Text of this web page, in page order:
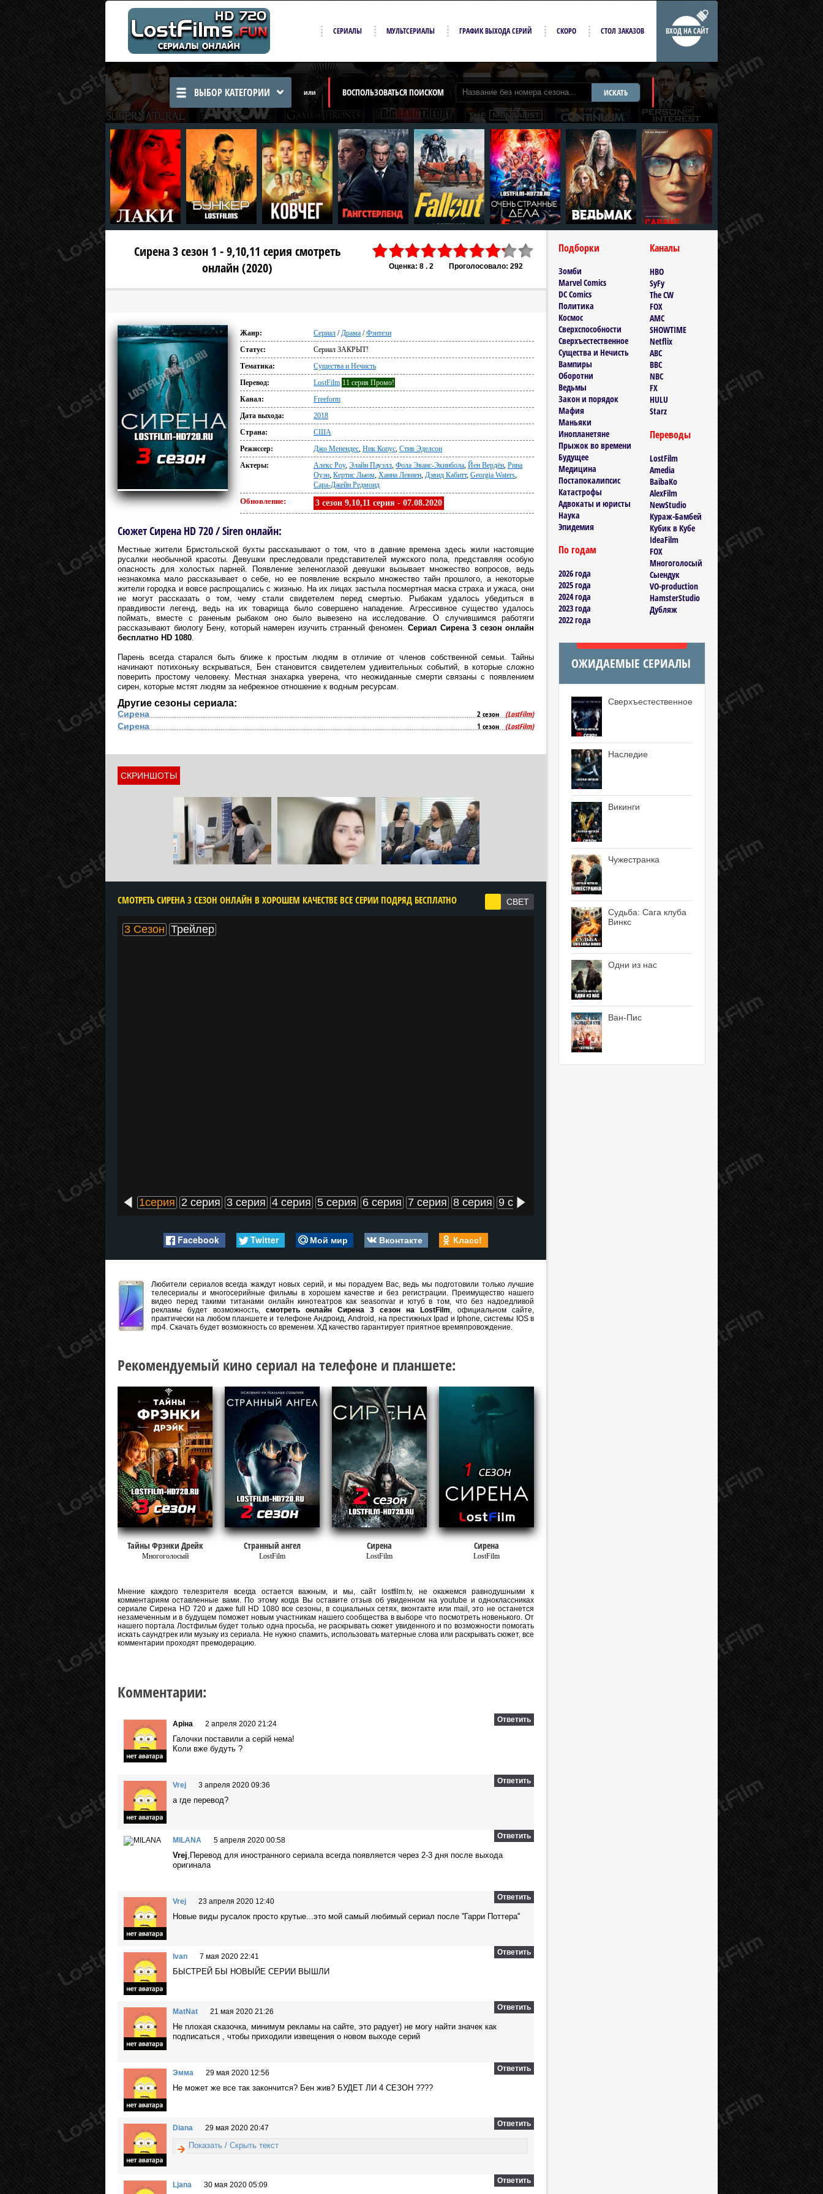
ВХОД НА САЙТ
СЕРИАЛЫ МУЛЬТСЕРИАЛЫ ГРАФИК ВЫХОДА СЕРИЙ СКОРО СТОЛ ЗАКАЗОВ
ВЫБОР КАТЕГОРИИ или ВОСПОЛЬЗОВАТЬСЯ ПОИСКОМ ИСКАТЬ
Оценка: 8 . 2 Проголосовало: 292
Сирена 3 сезон 1 - 9,10,11 серия смотреть
онлайн (2020)
Жанр: Сериал /Драма /Фэнтези
Статус:
Сериал ЗАКРЫТ!
Тематика:
Существа и Нечисть
Перевод:
LostFilm 11 серия Промо!
Канал:
Freeform
Дата выхода:
2018
Страна:
США
Режиссер:
Джо Менендес, Ник Копус, Стив Эделсон
Актеры:
Алекс Роу, Элайн Пауэлл, Фола Эванс-Экинбола, Йен Вердён, Рина
Оуэн, Кертис Льюм, Ханна Левиен, Дэвид Кабитт, Georgia Waters,
Сара-Джейн Редмонд
Обновление: 3 сезон 9,10,11 серия - 07.08.2020
Сюжет Сирена HD 720 / Siren онлайн:
Местные жители Бристольской бухты рассказывают о том, что в давние времена здесь жили настоящие
русалки необычной красоты. Девушки преследовали представителей мужского пола, представляя особую
опасность для холостых парней. Появление зеленоглазой девушки вызывает множество вопросов, ведь
незнакомка мало рассказывает о себе, но ее появление вскрыло множество тайн прошлого, а некоторые
жители городка и вовсе распрощались с жизнью. На их лицах застыла посмертная маска страха и ужаса, они
не могут рассказать о том, чему стали свидетелем перед смертью. Рыбакам удалось убедиться в
правдивости легенд, ведь на их товарища было совершено нападение. Агрессивное существо удалось
поймать, вместе с раненым рыбаком оно было вывезено на исследование. О случившимся работяги
рассказывают биологу Бену, который намерен изучить странный феномен. Сериал Сирена 3 сезон онлайн
бесплатно HD 1080.
Парень всегда старался быть ближе к простым людям в отличие от членов собственной семьи. Тайны
начинают потихоньку вскрываться, Бен становится свидетелем удивительных событий, в которые сложно
поверить простому человеку. Местная знахарка уверена, что неожиданные смерти связаны с появлением
сирен, которые мстят людям за небрежное отношение к водным ресурсам.
Другие сезоны сериала:
Сирена 2 сезон (LostFilm)
Сирена 1 сезон (LostFilm)
СКРИНШОТЫ
CМОТРЕТЬ СИРЕНА 3 СЕЗОН ОНЛАЙН В ХОРОШЕМ КАЧЕСТВЕ ВСЕ СЕРИИ ПОДРЯД БЕСПЛАТНО
3 Сезон Трейлер
1серия 2 серия 3 серия 4 серия 5 серия 6 серия 7 серия 8 серия 9 серия
Facebook Twitter Мой мир Вконтакте Класс!
Любители сериалов всегда жаждут новых серий, и мы порадуем Вас, ведь мы подготовили только лучшие
телесериалы и многосерийные фильмы в хорошем качестве и без регистрации. Преимущество нашего
видео перед такими титанами онлайн кинотеатров как seasonvar и ютуб в том, что без надоедливой
рекламы будет возможность, смотреть онлайн Сирена 3 сезон на LostFilm, официальном сайте,
практически на любом планшете и телефоне Андроид, Android, на престижных Ipad и Iphone, системы IOS в
mp4. Скачать будет возможность со временем. ХД качество гарантирует приятное времяпровождение.
Рекомендуемый кино сериал на телефоне и планшете:
Тайны Фрэнки Дрейк
Многоголосый
Странный ангел
LostFilm
Сирена
LostFilm
Сирена
LostFilm
Мнение каждого телезрителя всегда остается важным, и мы, сайт lostfilm.tv, не окажемся равнодушными к
комментариям оставленные вами. По этому когда Вы оставите отзыв об увиденном на youtube и одноклассниках
сериале Сирена HD 720 и даже full HD 1080 все сезоны, в социальных сетях, вконтакте или mail, это не останется
незамеченным и в будущем поможет новым участникам нашего сообщества в выборе что посмотреть новенького. От
нашего портала Лостфильм будет только одна просьба, не раскрывать сюжет увиденного и по возможности помогать
искать саундтрек или музыку из сериала. Не нужно спамить, использовать матерные слова или раскрывать сюжет, все
комментарии проходят премодерацию.
Комментарии:
Аріна 2 апреля 2020 21:24 Ответить
Галочки поставили а серій нема!
Коли вже будуть ?
Vrej 3 апреля 2020 09:36 Ответить
а где перевод?
MILANA 5 апреля 2020 00:58 Ответить
Vrej,Перевод для иностранного сериала всегда появляется через 2-3 дня после выхода
оригинала
Vrej 23 апреля 2020 12:40 Ответить
Новые виды русалок просто крутые...это мой самый любимый сериал после ''Гарри Поттера''
Ivan 7 мая 2020 22:41 Ответить
БЫСТРЕЙ БЫ НОВЫЙЕ СЕРИИ ВЫШЛИ
MatNat 21 мая 2020 21:26 Ответить
Не плохая сказочка, минимум рекламы на сайте, это радует) не могу найти значек как
подписаться , чтобы приходили извещения о новом выходе серий
Эмма 29 мая 2020 12:56 Ответить
Не может же все так закончится? Бен жив? БУДЕТ ЛИ 4 СЕЗОН ????
Diana 29 мая 2020 20:47 Ответить
Показать / Скрыть текст
Ljana 30 мая 2020 05:09 Ответить
Подборки
Зомби
Marvel Comics
DC Comics
Политика
Космос
Сверхспособности
Сверхъестественное
Существа и Нечисть
Вампиры
Оборотни
Ведьмы
Закон и порядок
Мафия
Маньяки
Инопланетяне
Прыжок во времени
Будущее
Медицина
Постапокалипсис
Катастрофы
Адвокаты и юристы
Наука
Эпидемия
По годам
2026 года
2025 года
2024 года
2023 года
2022 года
Каналы
HBO
SyFy
The CW
FOX
AMC
SHOWTIME
Netflix
ABC
BBC
NBC
FX
HULU
Starz
Переводы
LostFilm
Amedia
BaibaKo
AlexFilm
NewStudio
Кураж-Бамбей
Кубик в Кубе
IdeaFilm
FOX
Многоголосый
Сыендук
VO-production
HamsterStudio
Дубляж
ОЖИДАЕМЫЕ СЕРИАЛЫ
Сверхъестественное
Наследие
Викинги
Чужестранка
Судьба: Сага клуба
Винкс
Одни из нас
Ван-Пис